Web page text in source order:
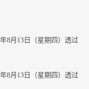
8月13日（星期四）透过
8月13日（星期四）透过